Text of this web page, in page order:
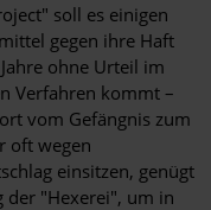
soll es einigen
gegen ihre Haft
ohne Urteil im
Verfahren kommt –
vom Gefängnis zum
oft wegen
einsitzen, genügt
der "Hexerei", um in